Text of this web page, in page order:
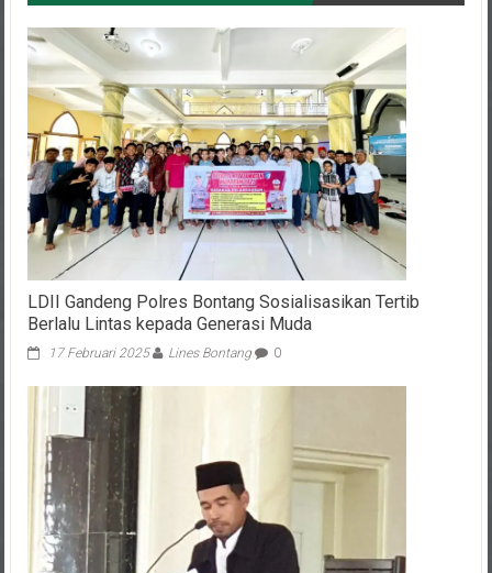
LDII Gandeng Polres Bontang Sosialisasikan Tertib
Berlalu Lintas kepada Generasi Muda
17 Februari 2025 Lines Bontang 0